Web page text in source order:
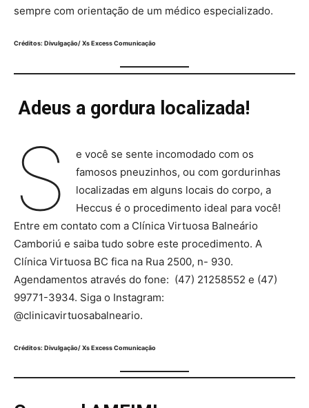
sempre com orientação de um médico especializado.
Créditos: Divulgação/ Xs Excess Comunicação
Adeus a gordura localizada!
S
e você se sente incomodado com os
famosos pneuzinhos, ou com gordurinhas
localizadas em alguns locais do corpo, a
Heccus é o procedimento ideal para você!
Entre em contato com a Clínica Virtuosa Balneário
Camboriú e saiba tudo sobre este procedimento. A
Clínica Virtuosa BC fica na Rua 2500, n- 930.
Agendamentos através do fone: (47) 21258552 e (47)
99771-3934. Siga o Instagram:
@clinicavirtuosabalneario.
Créditos: Divulgação/ Xs Excess Comunicação